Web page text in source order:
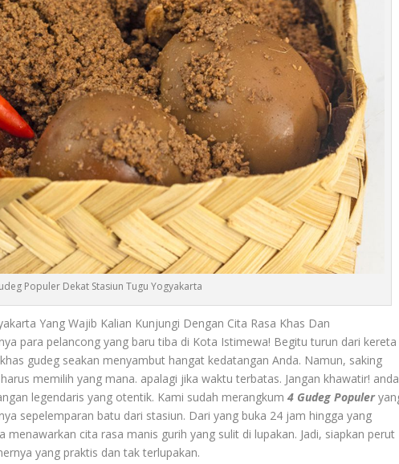
Populer Dekat Stasiun Tugu Yogyakarta
Yang Wajib Kalian Kunjungi Dengan Cita Rasa Khas Dan
para pelancong yang baru tiba di Kota Istimewa! Begitu turun dari kereta
gudeg seakan menyambut hangat kedatangan Anda. Namun, saking
memilih yang mana. apalagi jika waktu terbatas. Jangan khawatir! anda
legendaris yang otentik. Kami sudah merangkum4 Gudeg Populer
sepelemparan batu dari stasiun. Dari yang buka 24 jam hingga yang
cita rasa manis gurih yang sulit di lupakan. Jadi, siapkan perut
yang praktis dan tak terlupakan.